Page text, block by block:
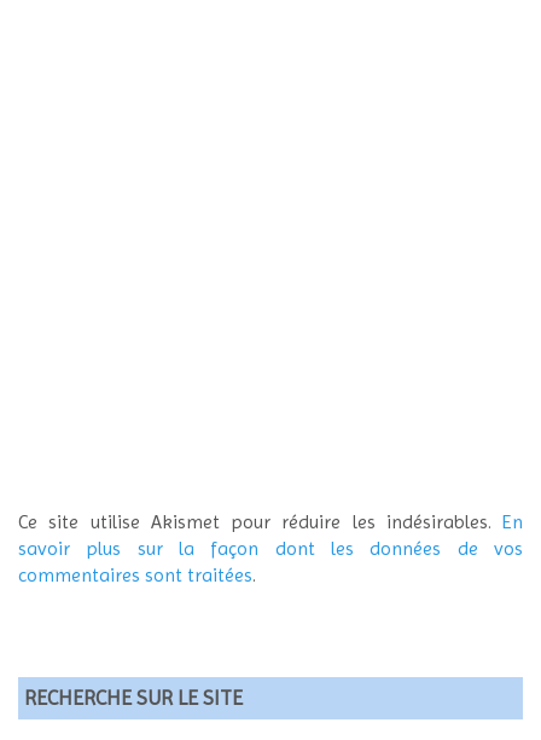
Ce site utilise Akismet pour réduire les indésirables. En
savoir plus sur la façon dont les données de vos
commentaires sont traitées.
RECHERCHE SUR LE SITE